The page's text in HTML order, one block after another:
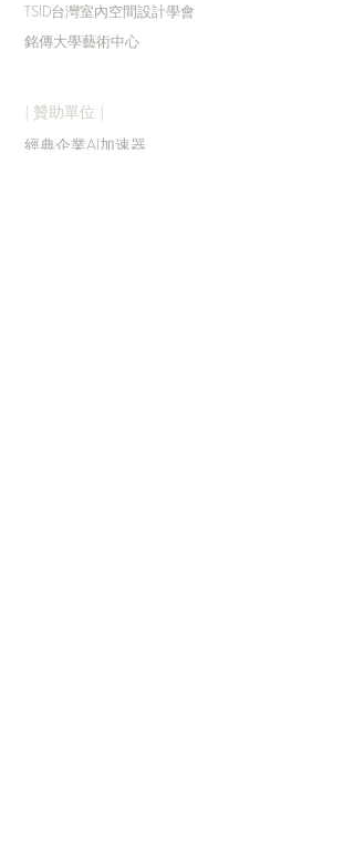
TSID台灣室內空間設計學會
銘傳大學藝術中心
| 贊助單位 |
經典企業AI加速器